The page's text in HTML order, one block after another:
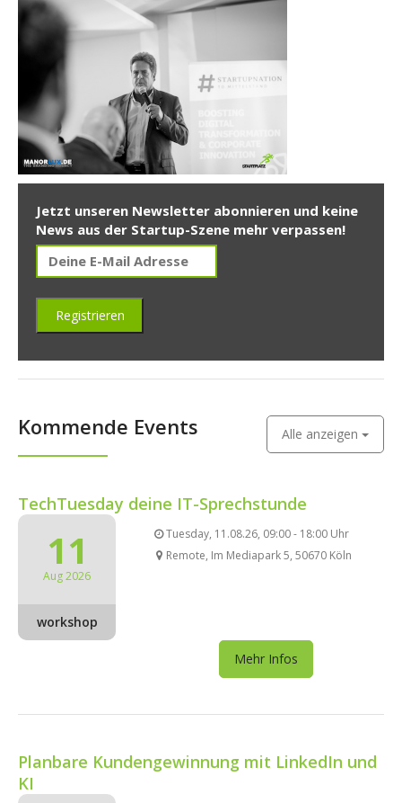
Jetzt unseren Newsletter abonnieren und keine
News aus der Startup-Szene mehr verpassen!
Kommende Events Alle anzeigen
TechTuesday deine IT-Sprechstunde
11
Aug 2026
workshop
Tuesday, 11.08.26, 09:00 - 18:00 Uhr
Remote, Im Mediapark 5, 50670 Köln
Mehr Infos
Planbare Kundengewinnung mit LinkedIn und
KI